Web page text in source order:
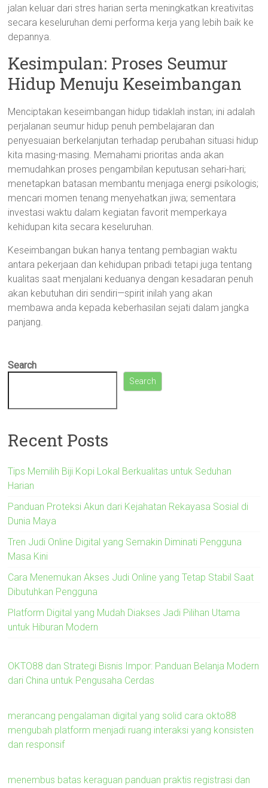
jalan keluar dari stres harian serta meningkatkan kreativitas
secara keseluruhan demi performa kerja yang lebih baik ke
depannya.
Kesimpulan: Proses Seumur
Hidup Menuju Keseimbangan
Menciptakan keseimbangan hidup tidaklah instan; ini adalah
perjalanan seumur hidup penuh pembelajaran dan
penyesuaian berkelanjutan terhadap perubahan situasi hidup
kita masing-masing. Memahami prioritas anda akan
memudahkan proses pengambilan keputusan sehari-hari;
menetapkan batasan membantu menjaga energi psikologis;
mencari momen tenang menyehatkan jiwa; sementara
investasi waktu dalam kegiatan favorit memperkaya
kehidupan kita secara keseluruhan.
Keseimbangan bukan hanya tentang pembagian waktu
antara pekerjaan dan kehidupan pribadi tetapi juga tentang
kualitas saat menjalani keduanya dengan kesadaran penuh
akan kebutuhan diri sendiri—spirit inilah yang akan
membawa anda kepada keberhasilan sejati dalam jangka
panjang.
Search
Search
Recent Posts
Tips Memilih Biji Kopi Lokal Berkualitas untuk Seduhan
Harian
Panduan Proteksi Akun dari Kejahatan Rekayasa Sosial di
Dunia Maya
Tren Judi Online Digital yang Semakin Diminati Pengguna
Masa Kini
Cara Menemukan Akses Judi Online yang Tetap Stabil Saat
Dibutuhkan Pengguna
Platform Digital yang Mudah Diakses Jadi Pilihan Utama
untuk Hiburan Modern
OKTO88 dan Strategi Bisnis Impor: Panduan Belanja Modern
dari China untuk Pengusaha Cerdas
merancang pengalaman digital yang solid cara okto88
mengubah platform menjadi ruang interaksi yang konsisten
dan responsif
menembus batas keraguan panduan praktis registrasi dan